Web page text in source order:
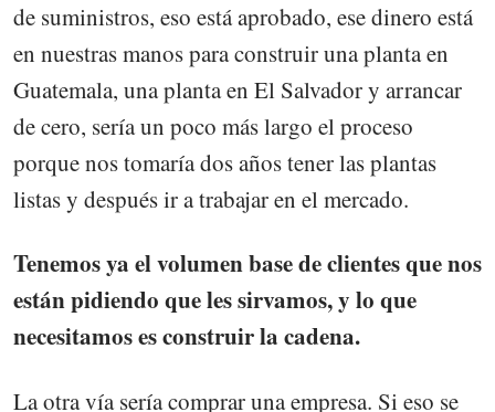
de suministros, eso está aprobado, ese dinero está
en nuestras manos para construir una planta en
Guatemala, una planta en El Salvador y arrancar
de cero, sería un poco más largo el proceso
porque nos tomaría dos años tener las plantas
listas y después ir a trabajar en el mercado.
Tenemos ya el volumen base de clientes que nos
están pidiendo que les sirvamos, y lo que
necesitamos es construir la cadena.
La otra vía sería comprar una empresa. Si eso se